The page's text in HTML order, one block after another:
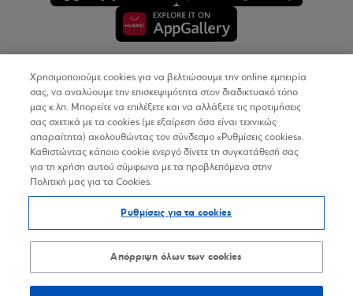
Copyright © 2026
Όροι Χρήσης
Προσωπικά Δεδομένα στον Διαδικτυακό Τόπο
Δήλωση Προσβασιμότητας
Sitemap
Χρησιμοποιούμε cookies για να βελτιώσουμε την online εμπειρία
σας, να αναλύουμε την επισκεψιμότητα στον διαδικτυακό τόπο
μας κ.λπ. Μπορείτε να επιλέξετε και να αλλάξετε τις προτιμήσεις
σας σχετικά με τα cookies (με εξαίρεση όσα είναι τεχνικώς
απαραίτητα) ακολουθώντας τον σύνδεσμο «Ρυθμίσεις cookies».
Καθιστώντας κάποιο cookie ενεργό δίνετε τη συγκατάθεσή σας
για τη χρήση αυτού σύμφωνα με τα προβλεπόμενα στην
Πολιτική μας για τα Cookies.
Ρυθμίσεις για τα cookies
Απόρριψη όλων των cookies